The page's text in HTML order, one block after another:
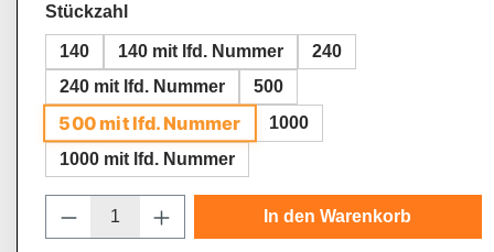
Stückzahl auswählen
140 140 mit lfd. Nummer
240
240 mit lfd. Nummer
500
500 mit lfd. Nummer
1000
1000 mit lfd. Nummer
Produkt Anzahl: Gib den gewünschten
In den Warenkorb